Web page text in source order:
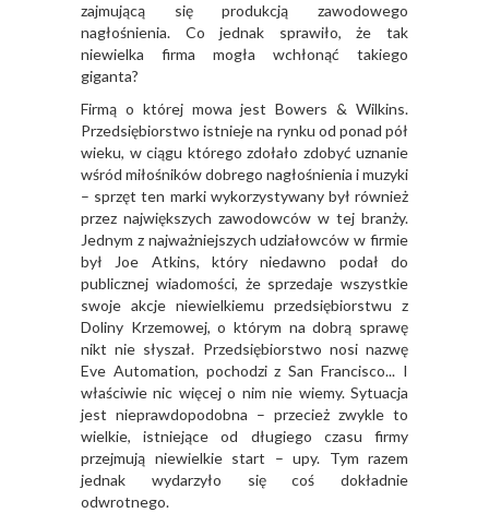
zajmującą się produkcją zawodowego
nagłośnienia. Co jednak sprawiło, że tak
niewielka firma mogła wchłonąć takiego
giganta?
Firmą o której mowa jest Bowers & Wilkins.
Przedsiębiorstwo istnieje na rynku od ponad pół
wieku, w ciągu którego zdołało zdobyć uznanie
wśród miłośników dobrego nagłośnienia i muzyki
– sprzęt ten marki wykorzystywany był również
przez największych zawodowców w tej branży.
Jednym z najważniejszych udziałowców w firmie
był Joe Atkins, który niedawno podał do
publicznej wiadomości, że sprzedaje wszystkie
swoje akcje niewielkiemu przedsiębiorstwu z
Doliny Krzemowej, o którym na dobrą sprawę
nikt nie słyszał. Przedsiębiorstwo nosi nazwę
Eve Automation, pochodzi z San Francisco... I
właściwie nic więcej o nim nie wiemy. Sytuacja
jest nieprawdopodobna – przecież zwykle to
wielkie, istniejące od długiego czasu firmy
przejmują niewielkie start – upy. Tym razem
jednak wydarzyło się coś dokładnie
odwrotnego.